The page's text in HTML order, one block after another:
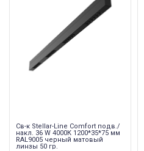
Св-к Stellar-Line Сomfort подв./
накл. 36 W 4000К 1200*35*75 мм
RAL9005 черный матовый
линзы 50 гр.